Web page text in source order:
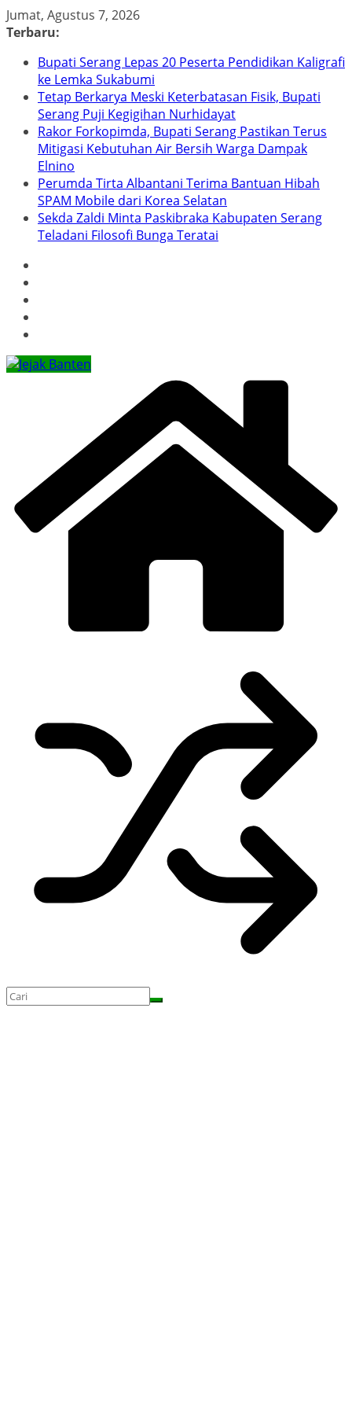
Skip
to
Jumat, Agustus 7, 2026
Terbaru:
Bupati Serang Lepas 20 Peserta Pendidikan Kaligrafi
ke Lemka Sukabumi
Tetap Berkarya Meski Keterbatasan Fisik, Bupati
Serang Puji Kegigihan Nurhidayat
Rakor Forkopimda, Bupati Serang Pastikan Terus
Mitigasi Kebutuhan Air Bersih Warga Dampak
Elnino
Perumda Tirta Albantani Terima Bantuan Hibah
SPAM Mobile dari Korea Selatan
Sekda Zaldi Minta Paskibraka Kabupaten Serang
Teladani Filosofi Bunga Teratai